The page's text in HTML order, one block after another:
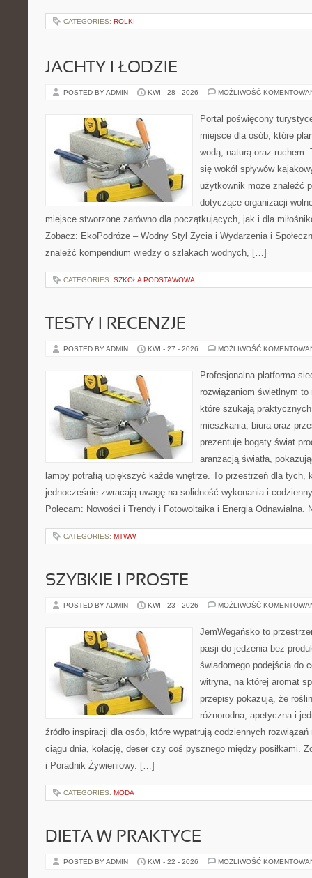
CATEGORIES: ROLKI
JACHTY I ŁODZIE
POSTED BY ADMIN KWI - 28 - 2026 MOŻLIWOŚĆ
Portal poświęcony
miejsce dla osób, które
wodą, naturą oraz ruchem.
się wokół spływów
użytkownik może znaleźć
dotyczące organizacji
miejsce stworzone zarówno dla początkujących, jak i dla
Zobacz: EkoPodróże – Wodny Styl Życia i Wydarzenia i
znaleźć kompendium wiedzy o szlakach wodnych, […]
CATEGORIES: SZKOŁA PODSTAWOWA
TESTY I RECENZJE
POSTED BY ADMIN KWI - 27 - 2026 MOŻLIWOŚĆ
Profesjonalna platforma
rozwiązaniom świetlnym
które szukają
mieszkania, biura oraz
prezentuje bogaty świat
aranżacją światła,
lampy potrafią upiększyć każde wnętrze. To przestrzeń dla tych,
jednocześnie zwracają uwagę na solidność wykonania i
Polecam: Nowości i Trendy i Fotowoltaika i Energia
CATEGORIES: MTWW
SZYBKIE I PROSTE
POSTED BY ADMIN KWI - 23 - 2026 MOŻLIWOŚĆ
JemWegańsko to
pasji do jedzenia bez
świadomego podejścia do
witryna, na której aromat
przepisy pokazują, że
różnorodna, apetyczna i
źródło inspiracji dla osób, które wypatrują codziennych rozwiązań
ciągu dnia, kolację, deser czy coś pysznego między posiłkami.
i Poradnik Żywieniowy. […]
CATEGORIES: MODA
DIETA W PRAKTYCE
POSTED BY ADMIN KWI - 22 - 2026 MOŻLIWOŚĆ